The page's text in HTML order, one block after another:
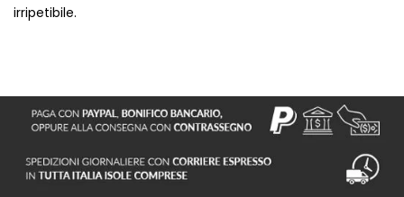
irripetibile.